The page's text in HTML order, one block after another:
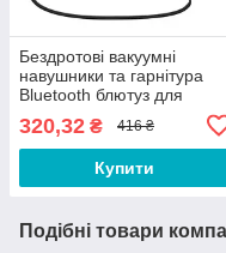
Бездротові вакуумні
навушники та гарнітура
Bluetooth блютуз для
JK11C
320,32 ₴ 416 ₴
Купити
Подібні товари